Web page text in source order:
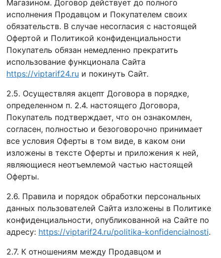
Магазином. Договор действует до полного
исполнения Продавцом и Покупателем своих
обязательств. В случае несогласия с настоящей
Офертой и Политикой конфиденциальности
Покупатель обязан немедленно прекратить
использование функционала Сайта
https://viptarif24.ru и покинуть Сайт.
2.5. Осуществляя акцепт Договора в порядке,
определенном п. 2.4. настоящего Договора,
Покупатель подтверждает, что он ознакомлен,
согласен, полностью и безоговорочно принимает
все условия Оферты в том виде, в каком они
изложены в тексте Оферты и приложения к ней,
являющиеся неотъемлемой частью настоящей
Оферты.
2.6. Правила и порядок обработки персональных
данных пользователей Сайта изложены в Политике
конфиденциальности, опубликованной на Сайте по
адресу: https://viptarif24.ru/politika-konfidencialnosti.
2.7. К отношениям между Продавцом и